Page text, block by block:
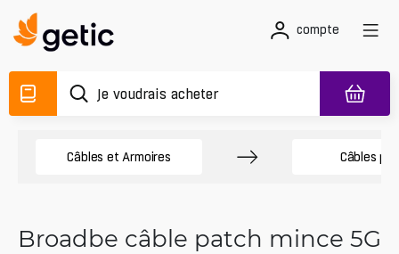
compte
Câbles et Armoires Câbles
Broadbe câble patch mince 5G